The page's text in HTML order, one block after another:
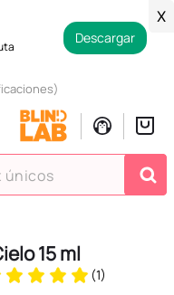
Descargar
X
15 ml
(1)